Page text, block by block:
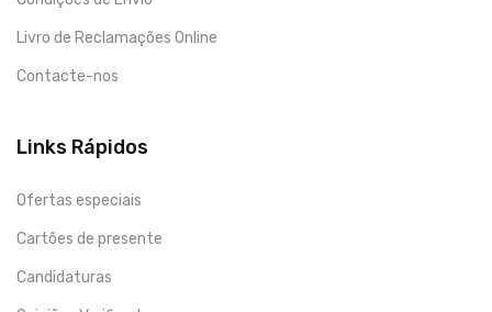
Livro de Reclamações Online
Contacte-nos
Links Rápidos
Ofertas especiais
Cartões de presente
Candidaturas